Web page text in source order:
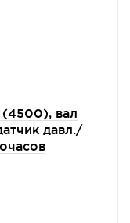
(4500), вал
давл./